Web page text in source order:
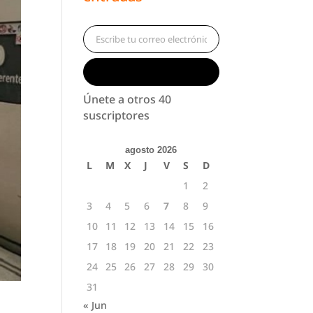
Escribe tu correo electrónico…
Únete a otros 40
suscriptores
agosto 2026
L M X J V S
D
1
2
3
4 5 6 7 8
9
10
11 12 13 14 15
16
17
18 19 20 21 22
23
24 25 26 27 28 29
30
31
« Jun